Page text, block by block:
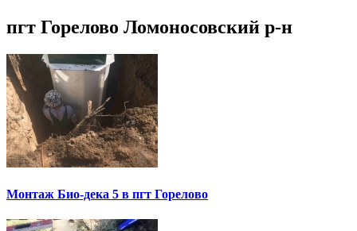
пгт Горелово Ломоносовский р-н
Монтаж Био-дека 5 в пгт Горелово